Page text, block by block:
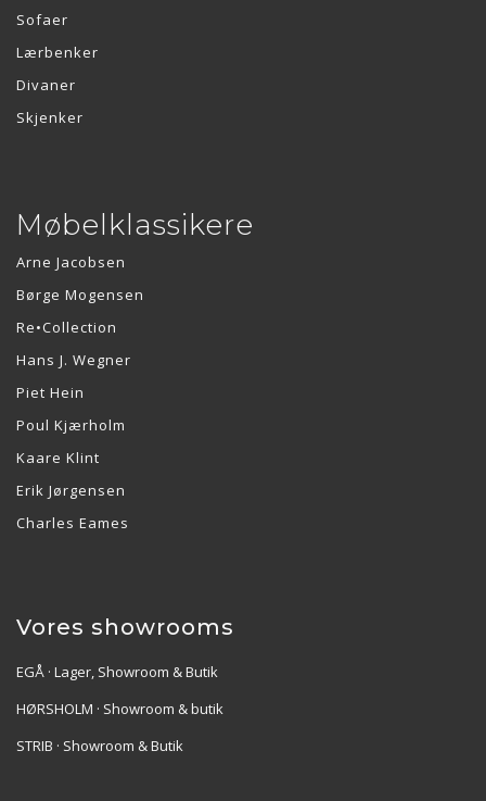
Sofaer
Lærbenker
Divaner
Skjenker
Møbelklassikere
Arne Jacobsen
Børge Mogensen
Re•Collection
Hans J. Wegner
Piet Hein
Poul Kjærholm
Kaare Klint
Erik Jørgensen
Charles Eames
Vores showrooms
EGÅ · Lager, Showroom & Butik
HØRSHOLM · Showroom & butik
STRIB · Showroom & Butik